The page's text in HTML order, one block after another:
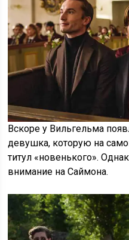
Вскоре у Вильгельма
девушка, которую на
титул «новенького».
внимание на Саймона.